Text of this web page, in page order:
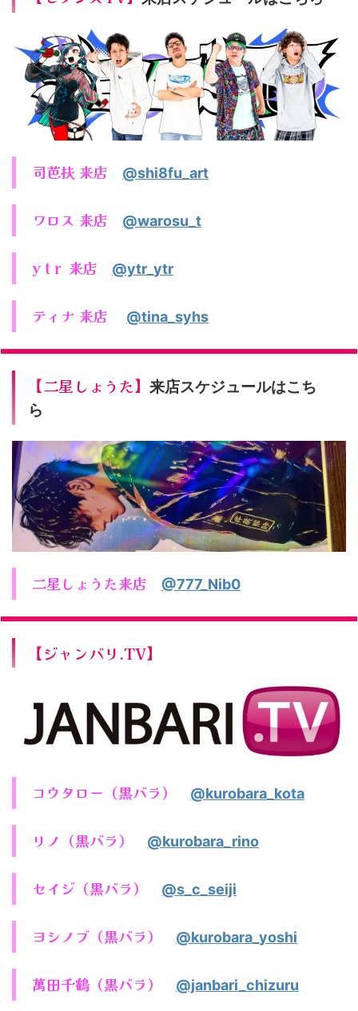
司芭扶 来店 @shi8fu_art
ワロス 来店 @warosu_t
y t r 来店 @ytr_ytr
ティナ 来店 @tina_syhs
【二星しょうた】 来店スケジュールはこち
ら
二星しょうた来店 @777_Nib0
【ジャンバリ.TV】
コウタロー（黒バラ） @kurobara_kota
リノ（黒バラ） @kurobara_rino
セイジ（黒バラ） @s_c_seiji
ヨシノブ（黒バラ） @kurobara_yoshi
萬田千鶴（黒バラ） @janbari_chizuru